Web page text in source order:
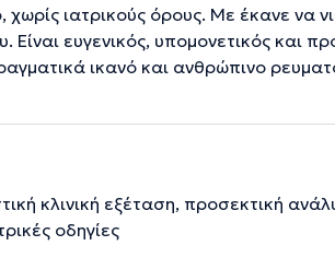
ιατρικούς όρους. Με έκανε να
Είναι ευγενικός, υπομονετικός και
ικανό και ανθρώπινο
κλινική εξέταση, προσεκτική
οδηγίες